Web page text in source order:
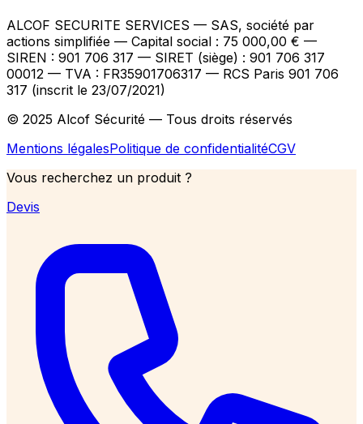
ALCOF SECURITE SERVICES — SAS, société par
actions simplifiée — Capital social : 75 000,00 € —
SIREN : 901 706 317 — SIRET (siège) : 901 706 317
00012 — TVA : FR35901706317 — RCS Paris 901 706
317 (inscrit le 23/07/2021)
© 2025 Alcof Sécurité — Tous droits réservés
Mentions légalesPolitique de confidentialitéCGV
Vous recherchez un produit ?
Devis